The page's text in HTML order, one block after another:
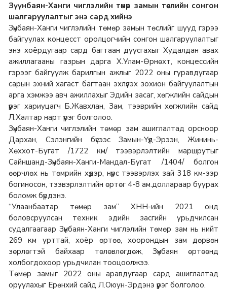
Зүүнбаян-Ханги чиглэлийн төмөр замын төслийн сонгон
шалгаруулалтыг энэ сард хийнэ
Зүүнбаян-Ханги чиглэлийн төмөр замын төслийг шууд гэрээ
байгуулах концесст оролцогчийн сонгон шалгаруулалтыг
энэ хоёрдугаар сард багтаан дуусгахыг Худалдан авах
ажиллагааны газрын дарга Х.Улам-Өрнөхт, концессийн
гэрээг байгуулж барилгын ажлыг 2022 оны гуравдугаар
сарын эхний хагаст багтаан эхлүүлэх зохион байгуулалтын
арга хэмжээ авч ажиллахыг Эдийн засаг, хөгжлийн сайдын
үүрэг хариуцагч Б.Жавхлан, Зам, тээврийн хөгжлийн сайд
Л.Халтар нарт үүрэг болголоо.
Зүүнбаян-Ханги чиглэлийн төмөр зам ашиглалтад орсноор
Дархан, Сэлэнгийн бүсээс Замын-Үүд-Эрээн, Жининь-
Хөххот-Бугат /1722 км/ тээвэрлэлтийн маршрутыг
Сайншанд-Зүүнбаян-Ханги-Мандал-Бугат /1404/ болгон
өөрчлөх нь төмрийн хүдэр, нүүрс тээвэрлэх зай 318 км-ээр
богиносон, тээвэрлэлтийн өртөг 4-8 ам.доллараар буурах
боломж бүрдэнэ.
“Улаанбаатар төмөр зам” ХНН-ийн 2021 онд
боловсруулсан техник эдийн засгийн урьдчилсан
судалгаагаар Зүүнбаян-Ханги чиглэлийн төмөр зам нь нийт
269 км урттай, хоёр өртөө, хоорондын зам дөрвөн
зөрлөгтэй байхаар төлөвлөгдөж, Зүүнбаян өртөөнд
холбогдохоор урьдчилан тооцоолжээ.
Төмөр замыг 2022 оны аравдугаар сард ашиглалтад
оруулахыг Ерөнхий сайд Л.Оюун-Эрдэнэ үүрэг болголоо.